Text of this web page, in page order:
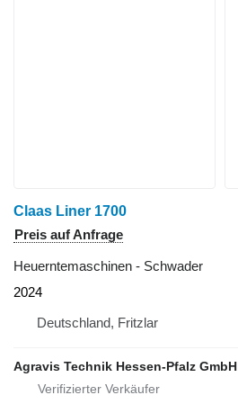
Claas Liner 1700
Preis auf Anfrage
Heuerntemaschinen - Schwader
2024
Deutschland, Fritzlar
Agravis Technik Hessen-Pfalz GmbH